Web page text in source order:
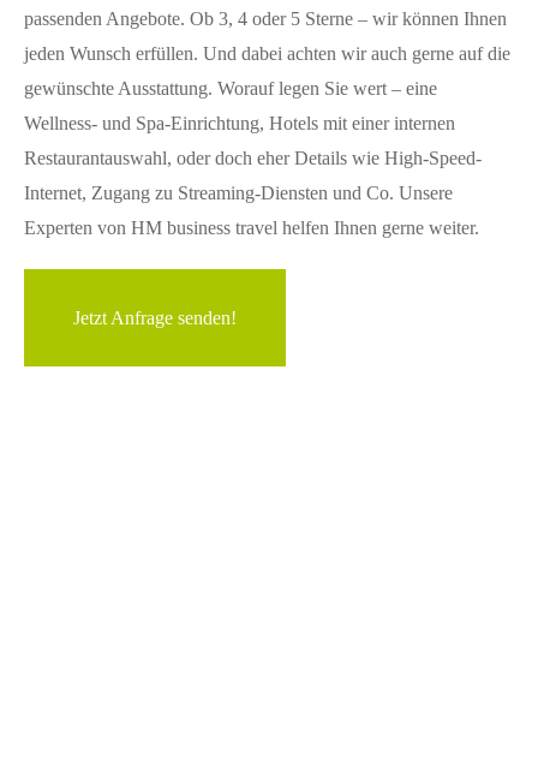
passenden Angebote. Ob 3, 4 oder 5 Sterne – wir können Ihnen
jeden Wunsch erfüllen. Und dabei achten wir auch gerne auf die
gewünschte Ausstattung. Worauf legen Sie wert – eine
Wellness- und Spa-Einrichtung, Hotels mit einer internen
Restaurantauswahl, oder doch eher Details wie High-Speed-
Internet, Zugang zu Streaming-Diensten und Co. Unsere
Experten von HM business travel helfen Ihnen gerne weiter.
Jetzt Anfrage senden!